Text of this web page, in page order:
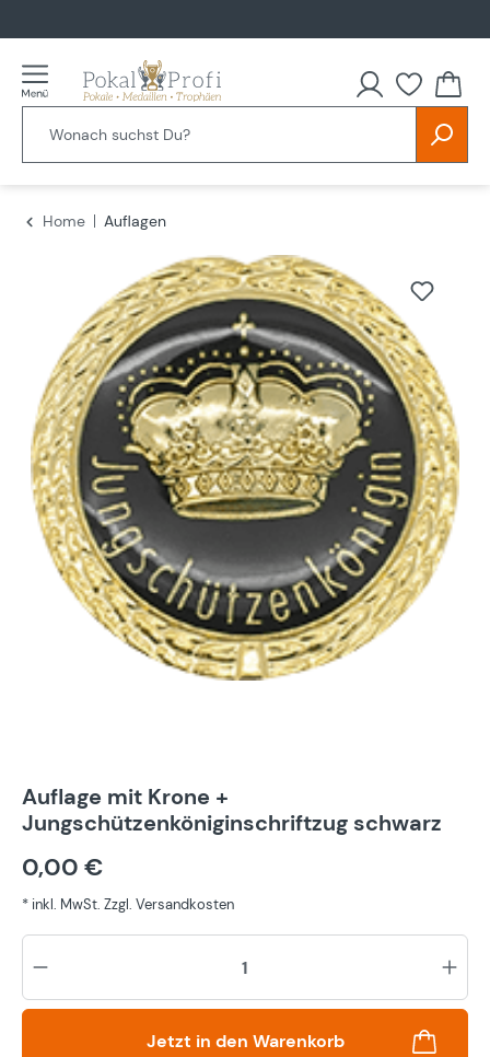
Home
Auflagen
Bildergalerie überspringen
Auflage mit Krone +
Jungschützenköniginschriftzug schwarz
0,00 €
* inkl. MwSt. Zzgl. Versandkosten
Jetzt in den Warenkorb